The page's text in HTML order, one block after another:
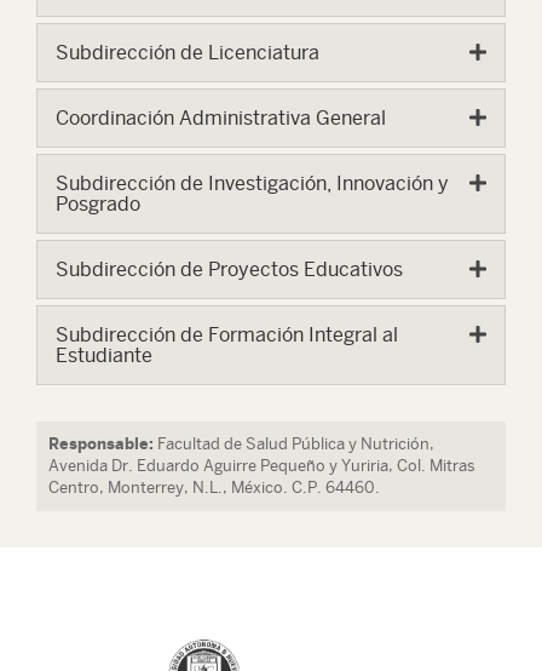
Subdirección de Licenciatura
Coordinación Administrativa General
Subdirección de Investigación, Innovación y
Posgrado
Subdirección de Proyectos Educativos
Subdirección de Formación Integral al
Estudiante
Responsable: Facultad de Salud Pública y Nutrición,
Avenida Dr. Eduardo Aguirre Pequeño y Yuriria, Col. Mitras
Centro, Monterrey, N.L., México. C.P. 64460.